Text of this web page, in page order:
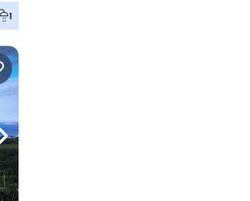
1
Navegar a la derecha